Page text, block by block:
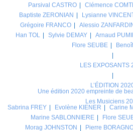
Parsival CASTRO
Clémence
Baptiste ZERONIAN
Lysianne
Grégoire FRANCO
Alessio
Han TOL
Sylvie DEMAY Arnaud
Flore SEUBE
LES EXPOSANTS
L’ÉDITION
Une édition 2020 empreinte de
Les Musiciens
Sabrina FREY
Evolène KIENER Carine
Marine SABLONNIERE
Flore
Morag JOHNSTON
Pierre